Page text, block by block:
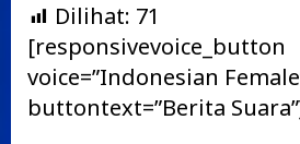
Dilihat: 71
[responsivevoice_button
voice=”Indonesian
buttontext=”Berita